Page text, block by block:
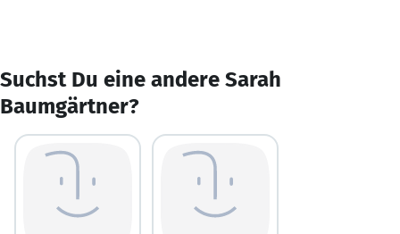
Suchst Du eine andere Sarah
Baumgärtner?